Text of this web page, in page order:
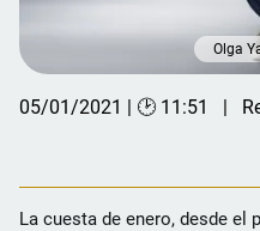
Olga
05/01/2021 | 🕑 11:51
La cuesta de enero, desde el